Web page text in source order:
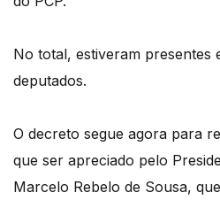
No total, estiveram presentes
deputados.
O decreto segue agora para
que ser apreciado pelo
Marcelo Rebelo de Sousa,